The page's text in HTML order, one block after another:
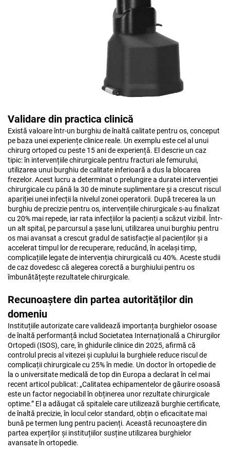
Validare din practica clinică
Există valoare într-un burghiu de înaltă calitate pentru os, conceput
pe baza unei experiențe clinice reale. Un exemplu este cel al unui
chirurg ortoped cu peste 15 ani de experiență. El descrie un caz
tipic: în intervențiile chirurgicale pentru fracturi ale femurului,
utilizarea unui burghiu de calitate inferioară a dus la blocarea
frezelor. Acest lucru a determinat o prelungire a duratei intervenției
chirurgicale cu până la 30 de minute suplimentare și a crescut riscul
apariției unei infecții la nivelul zonei operatorii. După trecerea la un
burghiu de precizie pentru os, intervențiile chirurgicale s-au finalizat
cu 20% mai repede, iar rata infecțiilor la pacienți a scăzut vizibil. Într-
un alt spital, pe parcursul a șase luni, utilizarea unui burghiu pentru
os mai avansat a crescut gradul de satisfacție al pacienților și a
accelerat timpul lor de recuperare, reducând, în același timp,
complicațiile legate de intervenția chirurgicală cu 40%. Aceste studii
de caz dovedesc că alegerea corectă a burghiului pentru os
îmbunătățește rezultatele chirurgicale.
Recunoaștere din partea autorităților din
domeniu
Instituțiile autorizate care validează importanța burghielor osoase
de înaltă performanță includ Societatea Internațională a Chirurgilor
Ortopedi (ISOS), care, în ghidurile clinice din 2025, afirmă că
controlul precis al vitezei și cuplului la burghiele reduce riscul de
complicații chirurgicale cu 25% în medie. Un doctor în ortopedie de
la o universitate medicală de top din Europa a declarat în cel mai
recent articol publicat: „Calitatea echipamentelor de găurire osoasă
este un factor negociabil în obținerea unor rezultate chirurgicale
optime.” El a adăugat că spitalele care utilizează burghie certificate,
de înaltă precizie, în locul celor standard, obțin o eficacitate mai
bună pe termen lung pentru pacienți. Această recunoaștere din
partea experților și instituțiilor susține utilizarea burghielor
avansate în ortopedie.